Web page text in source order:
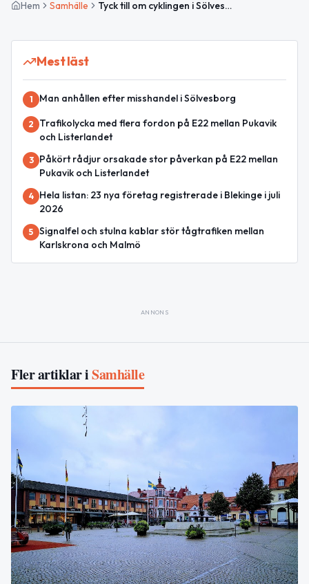
Hem Samhälle Tyck till om cyklingen i Sölvesborg – delta i Cyklistvelometern 2026
Mest läst
1 Man anhållen efter misshandel i Sölvesborg
2
Trafikolycka med flera fordon på E22 mellan Pukavik
och Listerlandet
3
Påkört rådjur orsakade stor påverkan på E22 mellan
Pukavik och Listerlandet
4
Hela listan: 23 nya företag registrerade i Blekinge i juli
2026
5 Signalfel och stulna kablar stör tågtrafiken mellan
Karlskrona och Malmö
ANNONS
Fler artiklar iSamhälle